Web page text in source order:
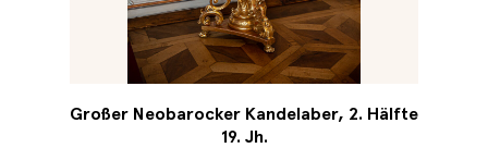
Großer Neobarocker Kandelaber, 2. Hälfte
19. Jh.